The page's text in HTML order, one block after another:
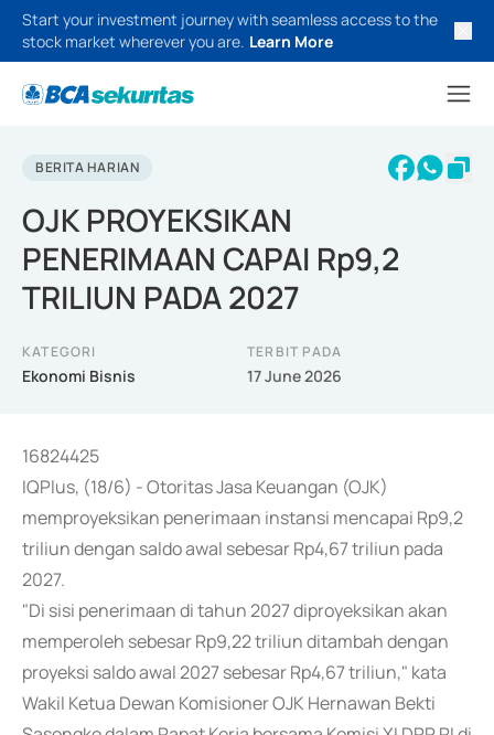
Start your investment journey with seamless access to the
stock market wherever you are. Learn More
BERITA HARIAN
OJK PROYEKSIKAN
PENERIMAAN CAPAI Rp9,2
TRILIUN PADA 2027
KATEGORI
Ekonomi Bisnis
TERBIT PADA
17 June 2026
16824425
IQPlus, (18/6) - Otoritas Jasa Keuangan (OJK)
memproyeksikan penerimaan instansi mencapai Rp9,2
triliun dengan saldo awal sebesar Rp4,67 triliun pada
2027.
"Di sisi penerimaan di tahun 2027 diproyeksikan akan
memperoleh sebesar Rp9,22 triliun ditambah dengan
proyeksi saldo awal 2027 sebesar Rp4,67 triliun," kata
Wakil Ketua Dewan Komisioner OJK Hernawan Bekti